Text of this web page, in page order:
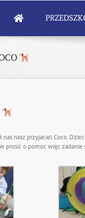
nas nasz przyjaciel Coco.
prosić o pomoc więc